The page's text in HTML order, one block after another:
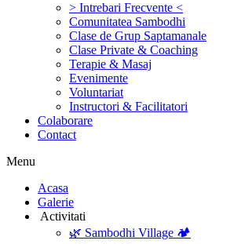
> Intrebari Frecvente <
Comunitatea Sambodhi
Clase de Grup Saptamanale
Clase Private & Coaching
Terapie & Masaj
‎Evenimente
Voluntariat
‏‏‎Instructori & Facilitatori
Colaborare
Contact
Menu
‎Acasa
Galerie
‎ ‎Activitati‎
🌿 Sambodhi Village 🏕️